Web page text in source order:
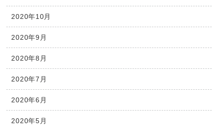
2020年10月
2020年9月
2020年8月
2020年7月
2020年6月
2020年5月